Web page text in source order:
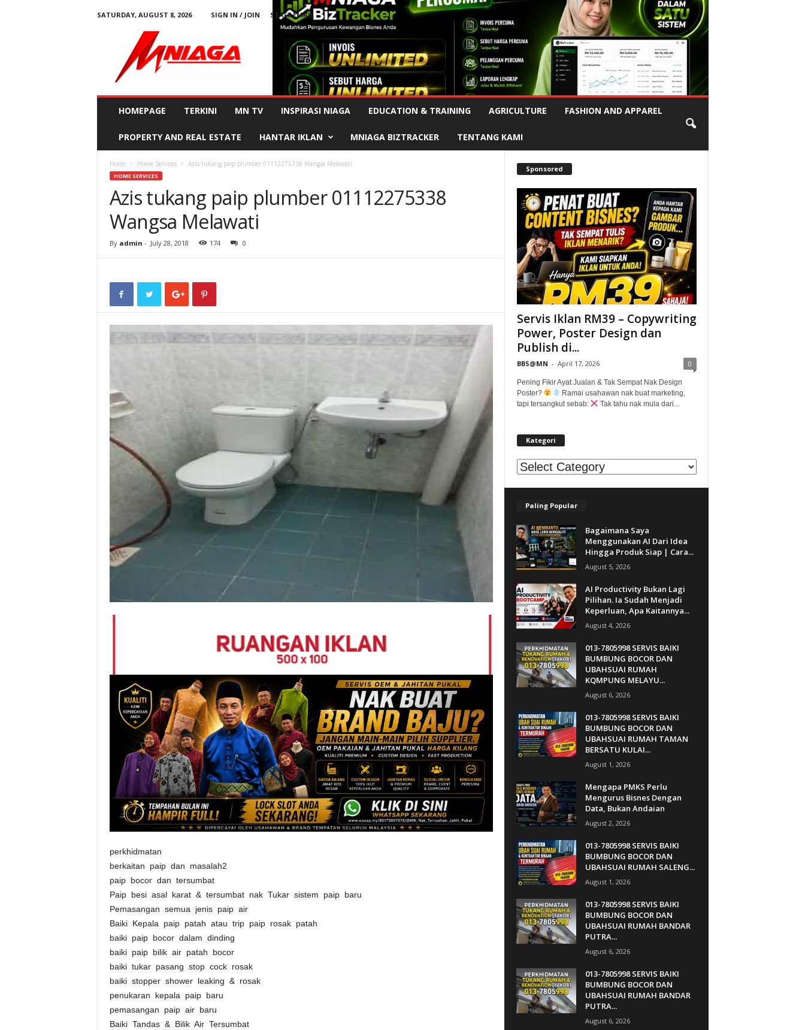
SATURDAY, AUGUST 8, 2026 SIGN IN / JOIN STAFF EMAIL
Advertisement
HOMEPAGE TERKINI MN TV INSPIRASI NIAGA EDUCATION & TRAINING AGRICULTURE FASHION AND APPAREL
PROPERTY AND REAL ESTATE HANTAR IKLAN MNIAGA BIZTRACKER TENTANG KAMI
Home Home Services Azis tukang paip plumber 01112275338 Wangsa Melawati
HOME SERVICES
Azis tukang paip plumber 01112275338
Wangsa Melawati
By admin - July 28, 2018 174 0
perkhidmatan
berkaitan paip dan masalah2
paip bocor dan tersumbat
Paip besi asal karat & tersumbat nak Tukar sistem paip baru
Pemasangan semua jenis paip air
Baiki Kepala paip patah atau trip paip rosak patah
baiki paip bocor dalam dinding
baiki paip bilik air patah bocor
baiki tukar pasang stop cock rosak
baiki stopper shower leaking & rosak
penukaran kepala paip baru
pemasangan paip air baru
Baiki Tandas & Bilik Air Tersumbat
Sponsored
Servis Iklan RM39 – Copywriting
Power, Poster Design dan
Publish di...
BBS@MN - April 17, 2026 0
Pening Fikir Ayat Jualan & Tak Sempat Nak Design
Poster?
Ramai usahawan nak buat marketing,
tapi tersangkut sebab:
Tak tahu nak mula dari...
Kategori
Kategori
Paling Popular
Bagaimana Saya
Menggunakan AI Dari Idea
Hingga Produk Siap | Cara...
August 5, 2026
AI Productivity Bukan Lagi
Pilihan. Ia Sudah Menjadi
Keperluan, Apa Kaitannya...
August 4, 2026
013-7805998 SERVIS BAIKI
BUMBUNG BOCOR DAN
UBAHSUAI RUMAH
KQMPUNG MELAYU...
August 6, 2026
013-7805998 SERVIS BAIKI
BUMBUNG BOCOR DAN
UBAHSUAI RUMAH TAMAN
BERSATU KULAI...
August 1, 2026
Mengapa PMKS Perlu
Mengurus Bisnes Dengan
Data, Bukan Andaian
August 2, 2026
013-7805998 SERVIS BAIKI
BUMBUNG BOCOR DAN
UBAHSUAI RUMAH SALENG...
August 1, 2026
013-7805998 SERVIS BAIKI
BUMBUNG BOCOR DAN
UBAHSUAI RUMAH BANDAR
PUTRA...
August 6, 2026
013-7805998 SERVIS BAIKI
BUMBUNG BOCOR DAN
UBAHSUAI RUMAH BANDAR
PUTRA...
August 6, 2026